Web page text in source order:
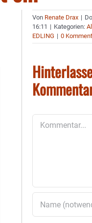
Von Renate Drax |
16:11 | Kategorien:
EDLING | 0